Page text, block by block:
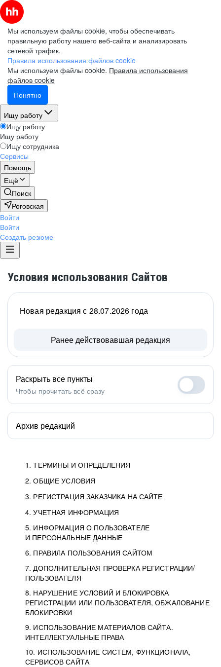
Мы используем файлы cookie, чтобы обеспечивать
правильную работу нашего веб-сайта и анализировать
сетевой трафик.
Правила использования файлов cookie
Мы используем файлы cookie. Правила использования
файлов cookie
Понятно
Ищу работу
Ищу работу
Ищу работу
Ищу сотрудника
Сервисы
Помощь
Ещё
Поиск
Роговская
Войти
Войти
Создать резюме
Условия использования Сайтов
1. ТЕРМИНЫ И ОПРЕДЕЛЕНИЯ
2. ОБЩИЕ УСЛОВИЯ
3. РЕГИСТРАЦИЯ ЗАКАЗЧИКА НА САЙТЕ
4. УЧЕТНАЯ ИНФОРМАЦИЯ
5. ИНФОРМАЦИЯ О ПОЛЬЗОВАТЕЛЕ
И ПЕРСОНАЛЬНЫЕ ДАННЫЕ
6. ПРАВИЛА ПОЛЬЗОВАНИЯ САЙТОМ
7. ДОПОЛНИТЕЛЬНАЯ ПРОВЕРКА РЕГИСТРАЦИИ/
ПОЛЬЗОВАТЕЛЯ
8. НАРУШЕНИЕ УСЛОВИЙ И БЛОКИРОВКА
РЕГИСТРАЦИИ ИЛИ ПОЛЬЗОВАТЕЛЯ, ОБЖАЛОВАНИЕ
БЛОКИРОВКИ
9. ИСПОЛЬЗОВАНИЕ МАТЕРИАЛОВ САЙТА.
ИНТЕЛЛЕКТУАЛЬНЫЕ ПРАВА
10. ИСПОЛЬЗОВАНИЕ СИСТЕМ, ФУНКЦИОНАЛА,
СЕРВИСОВ САЙТА
Новая редакция с 28.07.2026 года
Ранее действовавшая редакция
Раскрыть все пункты
Чтобы прочитать всё сразу
Архив редакций